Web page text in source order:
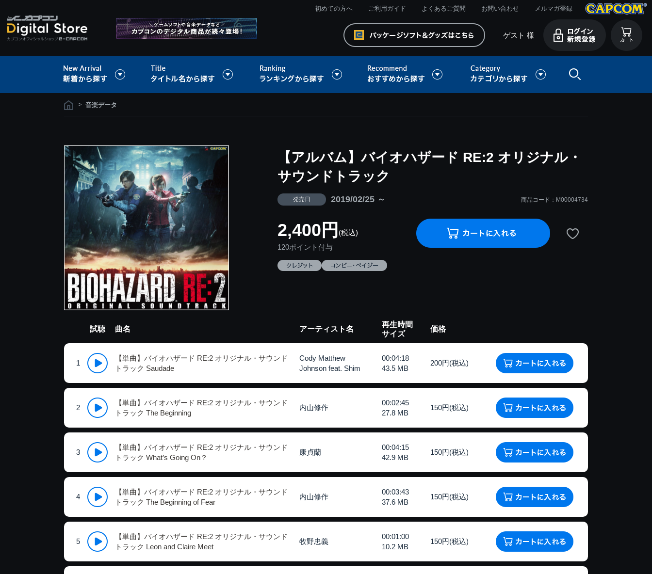
初めての方へ ご利用ガイド よくあるご質問 お問い合わせ メルマガ登録
ゲスト 様
> 音楽データ
【アルバム】バイオハザード RE:2 オリジナル・
サウンドトラック
発売日 2019/02/25 ～ 商品コード：M00004734
2,400円 (税込)
120ポイント付与
試聴 曲名 アーティスト名
再生時間
サイズ
価格
1
【単曲】バイオハザード RE:2 オリジナル・サウンド
トラック Saudade
Cody Matthew
Johnson feat. Shim
00:04:18
43.5 MB
200円(税込)
2
【単曲】バイオハザード RE:2 オリジナル・サウンド
トラック The Beginning
内山修作
00:02:45
27.8 MB
150円(税込)
3
【単曲】バイオハザード RE:2 オリジナル・サウンド
トラック What’s Going On？
康貞蘭
00:04:15
42.9 MB
150円(税込)
4
【単曲】バイオハザード RE:2 オリジナル・サウンド
トラック The Beginning of Fear
内山修作
00:03:43
37.6 MB
150円(税込)
5
【単曲】バイオハザード RE:2 オリジナル・サウンド
トラック Leon and Claire Meet
牧野忠義
00:01:00
10.2 MB
150円(税込)